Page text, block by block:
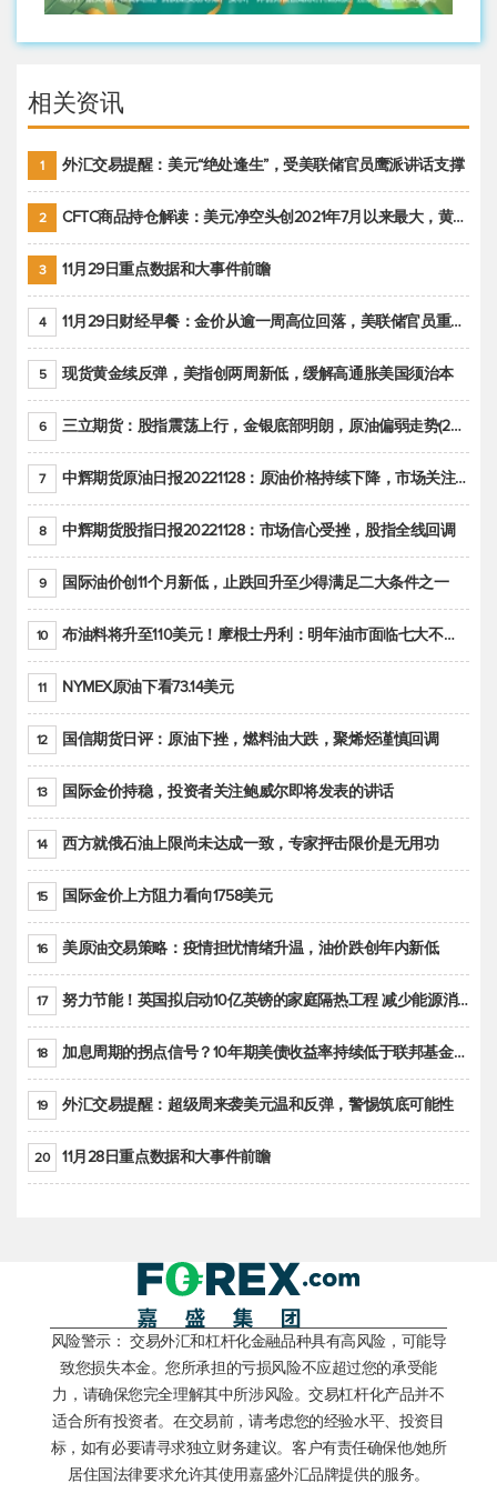
相关资讯
1 外汇交易提醒：美元“绝处逢生”，受美联储官员鹰派讲话支撑
2 CFTC商品持仓解读：美元净空头创2021年7月以来最大，黄金期货投机性净多头头寸减少
3 11月29日重点数据和大事件前瞻
4 11月29日财经早餐：金价从逾一周高位回落，美联储官员重申鹰派立场推动美元回升
5 现货黄金续反弹，美指创两周新低，缓解高通胀美国须治本
6 三立期货：股指震荡上行，金银底部明朗，原油偏弱走势(20221128收评)
7 中辉期货原油日报20221128：原油价格持续下降，市场关注OPEC+新一轮产能政策
8 中辉期货股指日报20221128：市场信心受挫，股指全线回调
9 国际油价创11个月新低，止跌回升至少得满足二大条件之一
10 布油料将升至110美元！摩根士丹利：明年油市面临七大不确定性
11 NYMEX原油下看73.14美元
12 国信期货日评：原油下挫，燃料油大跌，聚烯烃谨慎回调
13 国际金价持稳，投资者关注鲍威尔即将发表的讲话
14 西方就俄石油上限尚未达成一致，专家抨击限价是无用功
15 国际金价上方阻力看向1758美元
16 美原油交易策略：疫情担忧情绪升温，油价跌创年内新低
17 努力节能！英国拟启动10亿英镑的家庭隔热工程 减少能源消耗
18 加息周期的拐点信号？10年期美债收益率持续低于联邦基金利率目标区间
19 外汇交易提醒：超级周来袭美元温和反弹，警惕筑底可能性
20 11月28日重点数据和大事件前瞻
风险警示： 交易外汇和杠杆化金融品种具有高风险，可能导
致您损失本金。您所承担的亏损风险不应超过您的承受能
力，请确保您完全理解其中所涉风险。交易杠杆化产品并不
适合所有投资者。在交易前，请考虑您的经验水平、投资目
标，如有必要请寻求独立财务建议。客户有责任确保他/她所
居住国法律要求允许其使用嘉盛外汇品牌提供的服务。